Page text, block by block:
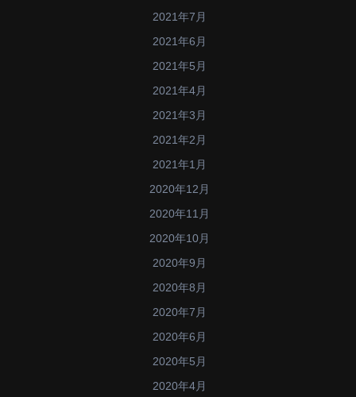
2021年7月
2021年6月
2021年5月
2021年4月
2021年3月
2021年2月
2021年1月
2020年12月
2020年11月
2020年10月
2020年9月
2020年8月
2020年7月
2020年6月
2020年5月
2020年4月